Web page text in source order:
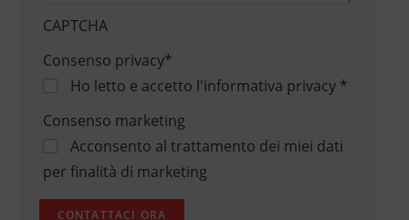
CAPTCHA
Consenso privacy*
Ho letto e accetto l'informativa privacy*
Consenso marketing
Acconsento al trattamento dei miei dati
per finalità di marketing